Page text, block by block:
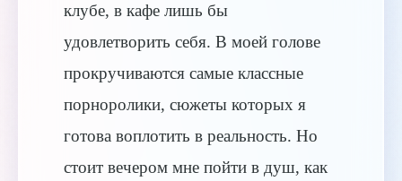
клубе, в кафе лишь бы
удовлетворить себя. В моей голове
прокручиваются самые классные
порноролики, сюжеты которых я
готова воплотить в реальность. Но
стоит вечером мне пойти в душ, как